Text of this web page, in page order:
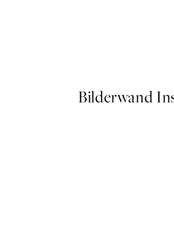
Bilderwand